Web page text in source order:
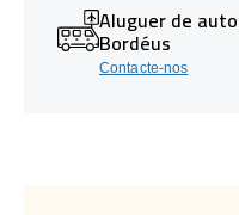
Aluguer de
Bordéus
Contacte-nos